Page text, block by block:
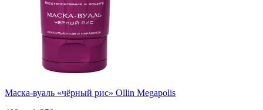
Маска-вуаль «чёрный рис» Ollin Megapolis